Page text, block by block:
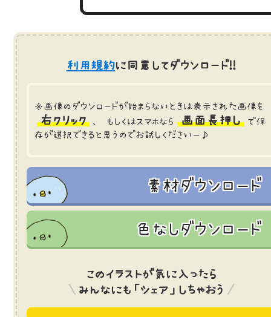
利用規約に同意してダウンロード!!
※画像のダウンロードが始まらないときは表示された画像を
右クリック 、 もしくはスマホなら 画面長押し
で保
存が選択できると思うのでお試しくださいー♪
素材ダウンロード
色なしダウンロード
このイラストが気に入ったら
みんなにも「シェア」しちゃおう